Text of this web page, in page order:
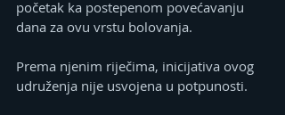
početak ka postepenom povećavanju
dana za ovu vrstu bolovanja.
Prema njenim riječima, inicijativa ovog
udruženja nije usvojena u potpunosti.